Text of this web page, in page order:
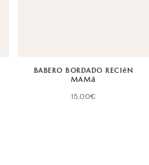
BABERO BORDADO RECIéN
MAMá
15,00€